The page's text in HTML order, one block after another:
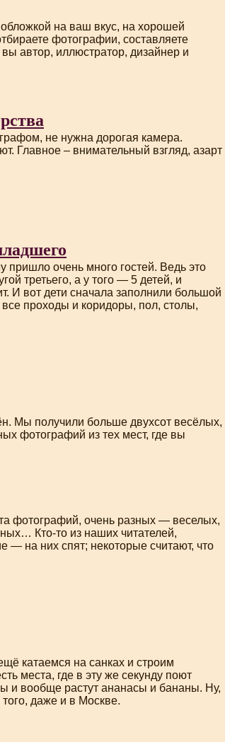
на ваш вкус, на хорошей
фотографии, составляете
автор, иллюстратор, дизайнер и
не нужна дорогая камера.
Главное – внимательный взгляд, азарт
пришло очень много гостей. Ведь это
третьего, а у того — 5 детей, и
И вот дети сначала заполнили большой
проходы и коридоры, пол, столы,
Мы получили больше двухсот весёлых,
фотографий из тех мест, где вы
фотографий, очень разных — веселых,
Кто-то из наших читателей,
— на них спят; некоторые считают, что
катаемся на санках и строим
места, где в эту же секунду поют
и вообще растут ананасы и бананы. Ну,
даже и в Москве.